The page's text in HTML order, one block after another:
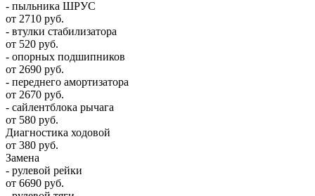
- пыльника ШРУС
от 2710 руб.
- втулки стабилизатора
от 520 руб.
- опорных подшипников
от 2690 руб.
- переднего амортизатора
от 2670 руб.
- сайлентблока рычага
от 580 руб.
Диагностика ходовой
от 380 руб.
Замена
- рулевой рейки
от 6690 руб.